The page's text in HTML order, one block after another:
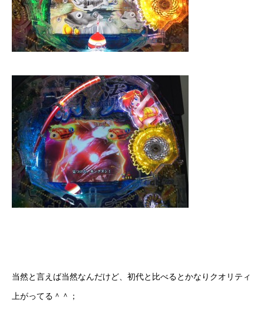
当然と言えば当然なんだけど、初代と比べるとかなりクオリティ
上がってる＾＾；